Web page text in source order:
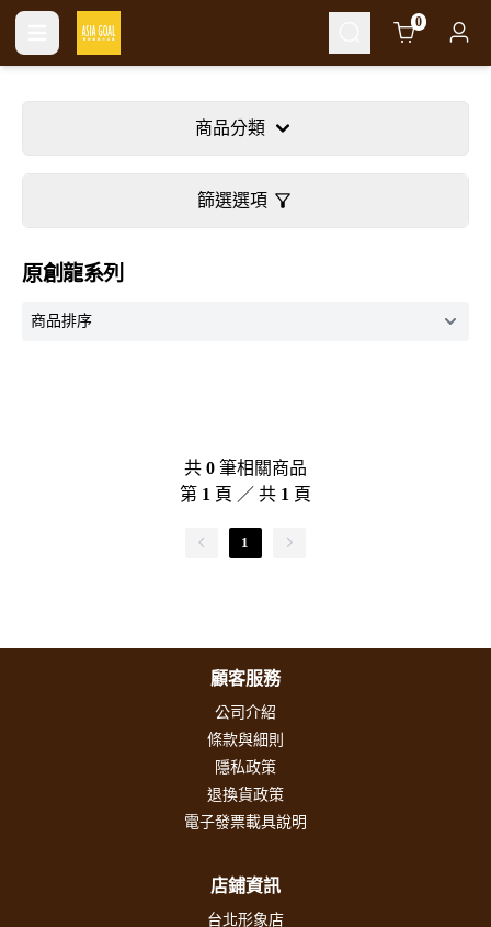
Cart 0
商品分類
篩選選項
原創龍系列
共 0筆相關商品
第 1 頁 ／ 共 1 頁
1
顧客服務
公司介紹
條款與細則
隱私政策
退換貨政策
電子發票載具說明
店鋪資訊
台北形象店